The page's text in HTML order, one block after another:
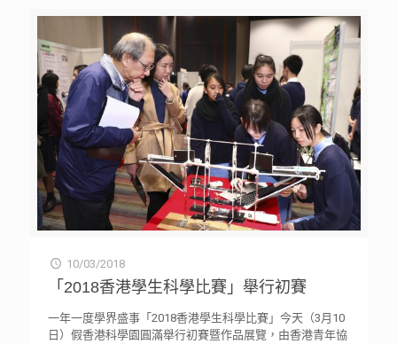
10/03/2018
「2018香港學生科學比賽」舉行初賽
一年一度學界盛事「2018香港學生科學比賽」今天（3月10
日）假香港科學園圓滿舉行初賽暨作品展覽，由香港青年協